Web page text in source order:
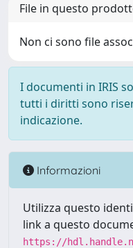
File in questo
Non ci sono file
I documenti in IRIS
tutti i diritti sono
indicazione.
Informazioni
Utilizza questo
link a questo
https://